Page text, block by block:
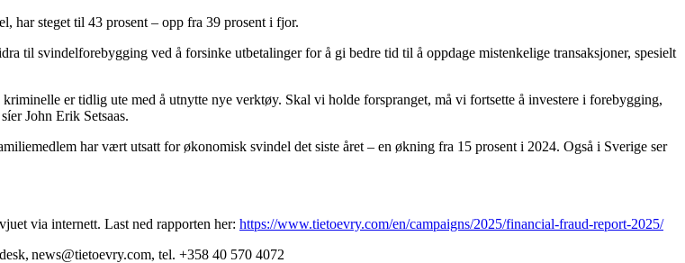
har steget til 43 prosent – opp fra 39 prosent i fjor.
til svindelforebygging ved å forsinke utbetalinger for å gi bedre tid til å oppdage mistenkelige transaksjoner, spesielt
er tidlig ute med å utnytte nye verktøy. Skal vi holde forspranget, må vi fortsette å investere i forebygging,
John Erik Setsaas.
har vært utsatt for økonomisk svindel det siste året – en økning fra 15 prosent i 2024. Også i Sverige ser
via internett. Last ned rapporten her: https://www.tietoevry.com/en/campaigns/2025/financial-fraud-report-2025/
news@tietoevry.com, tel. +358 40 570 4072